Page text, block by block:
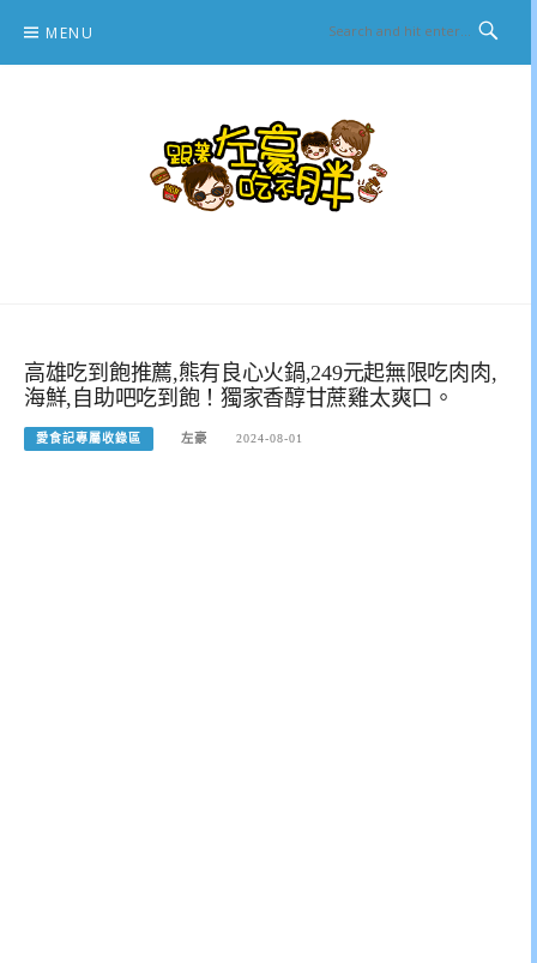
content
MENU
高雄吃到飽推薦,熊有良心火鍋,249元起無限吃肉肉,
海鮮,自助吧吃到飽！獨家香醇甘蔗雞太爽口。
愛食記專屬收錄區 左豪 2024-08-01